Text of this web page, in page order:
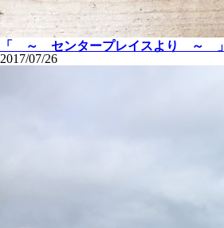
「 ～ センタープレイスより ～ 」
2017/07/26